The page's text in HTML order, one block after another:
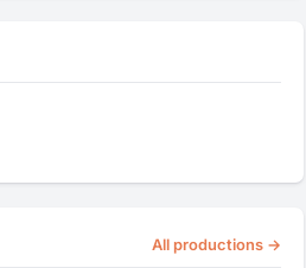
All productions →